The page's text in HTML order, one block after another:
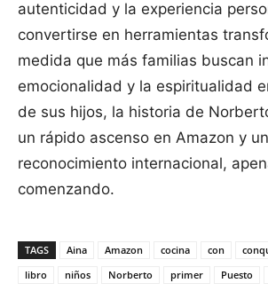
autenticidad y la experiencia
convertirse en herramientas
medida que más familias buscan
emocionalidad y la espiritualidad
de sus hijos, la historia de
un rápido ascenso en Amazon y
reconocimiento internacional,
comenzando.
TAGS Aina Amazon cocina con
libro
niños Norberto primer Puesto